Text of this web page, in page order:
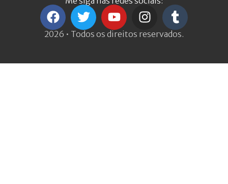
2026 • Todos os direitos reservados.